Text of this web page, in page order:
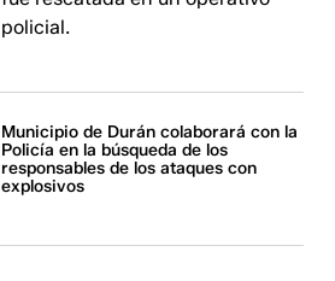
policial.
Municipio de Durán colaborará con la
Policía en la búsqueda de los
responsables de los ataques con
explosivos